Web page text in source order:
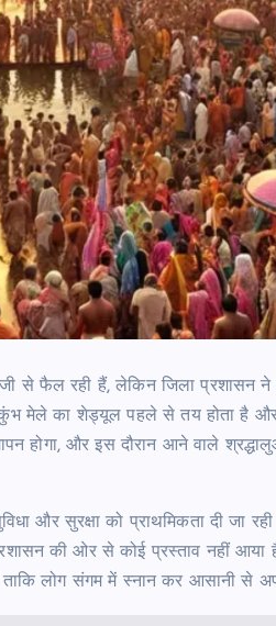
से फैल रही हैं, लेकिन जिला प्रशासन
मेले का शेड्यूल पहले से तय होता है
होगा, और इस दौरान आने वाले
और सुरक्षा को प्राथमिकता दी जा
की ओर से कोई प्रस्ताव नहीं आया
लोग संगम में स्नान कर आसानी से